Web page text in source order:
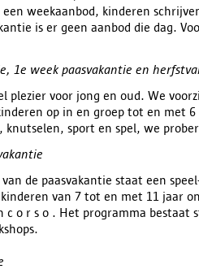
een weekaanbod, kinderen
is er geen aanbod die dag.
1e week paasvakantie en
plezier voor jong en oud. We
op in en groep tot en met
knutselen, sport en spel, we
van de paasvakantie staat een
van 7 tot en met 11 jaar
c o r s o . Het programma bestaat